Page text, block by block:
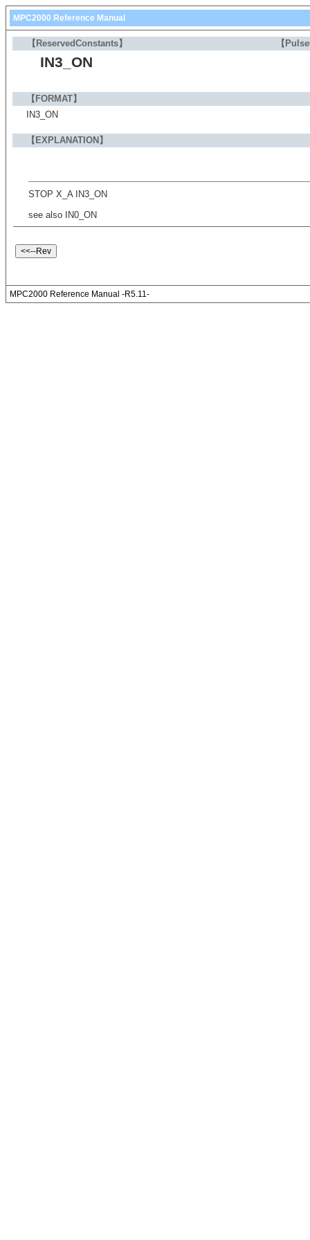
MPC2000 Reference Manual
【ReservedConstants】 【
IN3_ON
【FORMAT】
IN3_ON
【EXPLANATION】
STOP X_A IN3_ON
see also IN0_ON
MPC2000 Reference Manual -R5.11-